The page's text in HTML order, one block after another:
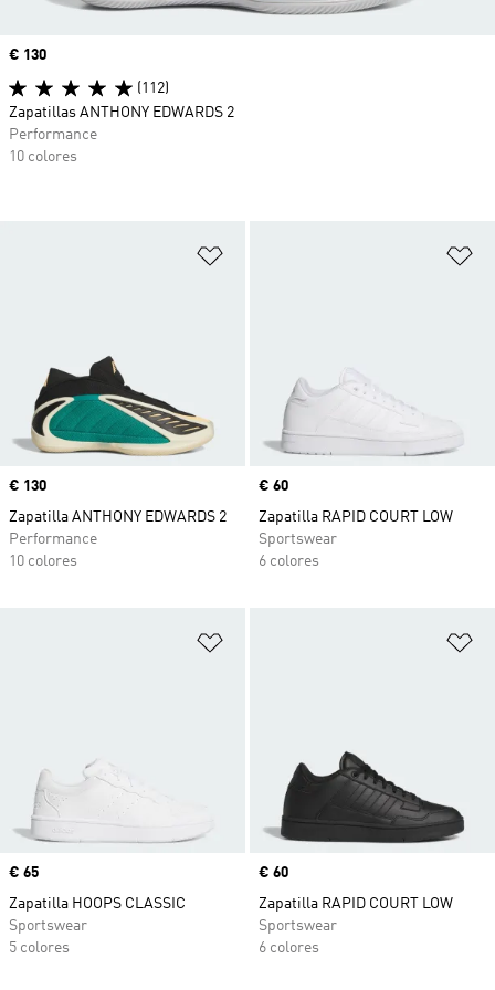
Precio
€ 130
Zapatilla ANTHONY EDWARDS 2
Performance
10 colores
Precio
€ 60
Zapatilla RAPID COURT LOW
Sportswear
6 colores
Precio
€ 65
Zapatilla HOOPS CLASSIC
Sportswear
5 colores
Precio
€ 60
Zapatilla RAPID COURT LOW
Sportswear
6 colores
Precio
€ 130
(112)
Zapatillas ANTHONY EDWARDS 2
Performance
10 colores